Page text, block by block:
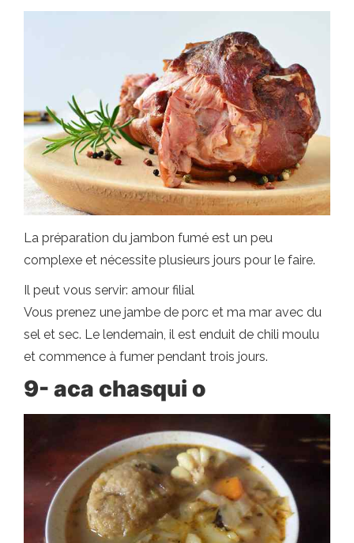
La préparation du jambon fumé est un peu
complexe et nécessite plusieurs jours pour le faire.
Il peut vous servir: amour filial
Vous prenez une jambe de porc et ma mar avec du
sel et sec. Le lendemain, il est enduit de chili moulu
et commence à fumer pendant trois jours.
9- aca chasqui o